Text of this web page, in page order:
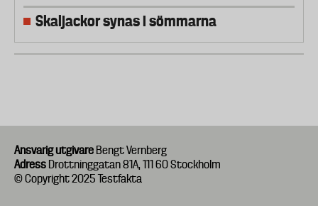
Skaljackor synas i sömmarna
Ansvarig utgivare Bengt Vernberg
Adress Drottninggatan 81A, 111 60 Stockholm
© Copyright 2025 Testfakta